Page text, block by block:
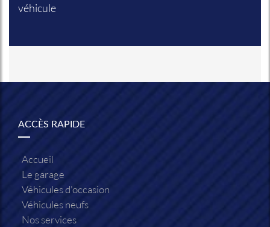
véhicule
ACCÈS RAPIDE
Accueil
Le garage
Véhicules d'occasion
Véhicules neufs
Nos services